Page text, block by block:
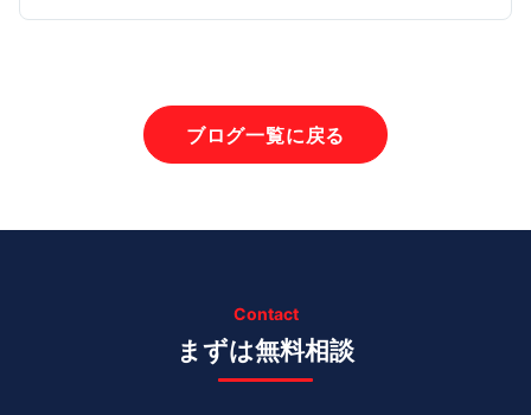
ブログ一覧に戻る
Contact
まずは無料相談